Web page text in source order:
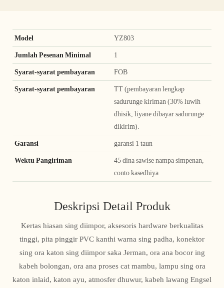
Model YZ803
Jumlah Pesenan Minimal 1
Syarat-syarat pembayaran FOB
Syarat-syarat pembayaran
TT (pembayaran lengkap
sadurunge kiriman (30% luwih
dhisik, liyane dibayar sadurunge
dikirim).
Garansi garansi 1 taun
Wektu Pangiriman
45 dina sawise nampa simpenan,
conto kasedhiya
Deskripsi Detail Produk
Kertas hiasan sing diimpor, aksesoris hardware berkualitas
tinggi, pita pinggir PVC kanthi warna sing padha, konektor
sing ora katon sing diimpor saka Jerman, ora ana bocor ing
kabeh bolongan, ora ana proses cat mambu, lampu sing ora
katon inlaid, katon ayu, atmosfer dhuwur, kabeh lawang Engsel